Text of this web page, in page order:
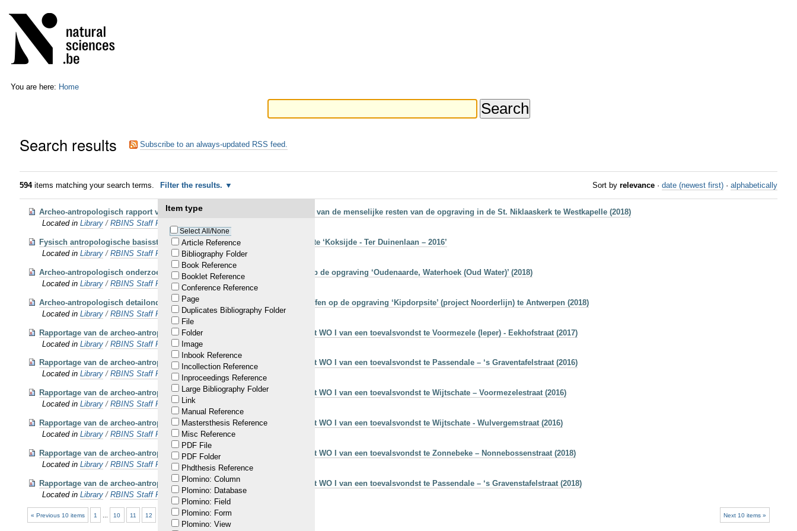
to
content.
Skip
to
navigation
tools
You are here: Home
Search results Subscribe to an always-updated RSS feed.
594items matching your search terms. Filter the results.
Item type
Select All/None
Article Reference
Bibliography Folder
Book Reference
Booklet Reference
Conference Reference
Page
Duplicates Bibliography Folder
File
Folder
Image
Inbook Reference
Incollection Reference
Inproceedings Reference
Large Bibliography Folder
Link
Manual Reference
Mastersthesis Reference
Misc Reference
PDF File
PDF Folder
Phdthesis Reference
Plomino: Column
Plomino: Database
Plomino: Field
Plomino: Form
Plomino: View
Sort by relevance · date (newest first) · alphabetically
Archeo-antropologisch rapport van de terreininterventie en het assessment van de menselijke resten van de opgraving in de St. Niklaaskerk te Westkapelle (2018)
Located inLibrary /RBINS Staff Publications 2018
Fysisch antropologische basisstudie van de skeletten opgegraven op de site ‘Koksijde - Ter Duinenlaan – 2016’
Located inLibrary /RBINS Staff Publications 2018
Archeo-antropologisch onderzoek van de menselijke resten aangetroffen op de opgraving ‘Oudenaarde, Waterhoek (Oud Water)’ (2018)
Located inLibrary /RBINS Staff Publications 2018
Archeo-antropologisch detailonderzoek van de menselijke resten aangetroffen op de opgraving ‘Kipdorpsite’ (project Noorderlijn) te Antwerpen (2018)
Located inLibrary /RBINS Staff Publications 2018
Rapportage van de archeo-antropologische studie van menselijke resten uit WO I van een toevalsvondst te Voormezele (Ieper) - Eekhofstraat (2017)
Located inLibrary /RBINS Staff Publications 2019
Rapportage van de archeo-antropologische studie van menselijke resten uit WO I van een toevalsvondst te Passendale – ‘s Graventafelstraat (2016)
Located inLibrary /RBINS Staff Publications 2019
Rapportage van de archeo-antropologische studie van menselijke resten uit WO I van een toevalsvondst te Wijtschate – Voormezelestraat (2016)
Located inLibrary /RBINS Staff Publications 2019
Rapportage van de archeo-antropologische studie van menselijke resten uit WO I van een toevalsvondst te Wijtschate - Wulvergemstraat (2016)
Located inLibrary /RBINS Staff Publications 2019
Rapportage van de archeo-antropologische studie van menselijke resten uit WO I van een toevalsvondst te Zonnebeke – Nonnebossenstraat (2018)
Located inLibrary /RBINS Staff Publications 2019
Rapportage van de archeo-antropologische studie van menselijke resten uit WO I van een toevalsvondst te Passendale – ‘s Gravenstafelstraat (2018)
Located inLibrary /RBINS Staff Publications 2019
« Previous 10 items Next 10 items »
1 10 11 12 14 15 16 ... 60